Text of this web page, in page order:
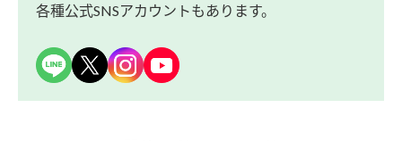
各種公式SNSアカウントもあります。